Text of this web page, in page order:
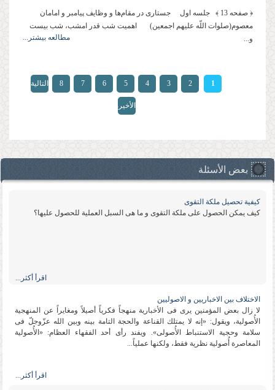
﴿ صفحه 13 ﴾ جلسه اول جستارى در مقام‌‌ها و وظایف پیامبر و امامان
معصوم(صلوات اللّه علیهم اجمعین) اهمیت شب قدر امشب، شب بیست
و...
مطالعه بیشتر...
الصفحات
1
2
3
4
5
6
7
8 التالية
الأخيرة
بعض الأسئلة
كیفیة تحصیل ملكة التقوى
كیف یمكن الحصول على ملكة التقوى و ما هی السبل العملیة للحصول علیها؟
اقرأ أكثر...
الاختلاف بین الاخباریین و الاصولیین
لا زال بعض المؤمنین یرى فی الأخباریة منهجاً فكریاً أصیلاً ومغایراً عن المنهجیة
الأُصولیة، ویقول: «إنه لا یمتلك القناعة والحجة التامة بینه وبین الله عزّوجلّ فی
سلامة وحجیة الاستنباط الأُصولی». ویفند رأی أحد الفقهاء العظام: «الأُصولیة
المعاصرة أُصولیة نظریة فقط، ولكنها عملیاً...
اقرأ أكثر...